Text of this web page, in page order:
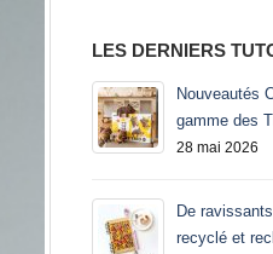
LES DERNIERS
Nouveautés
gamme des
28 mai 2026
De
recyclé et